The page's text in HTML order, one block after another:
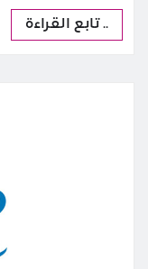
.. تابع القراءة